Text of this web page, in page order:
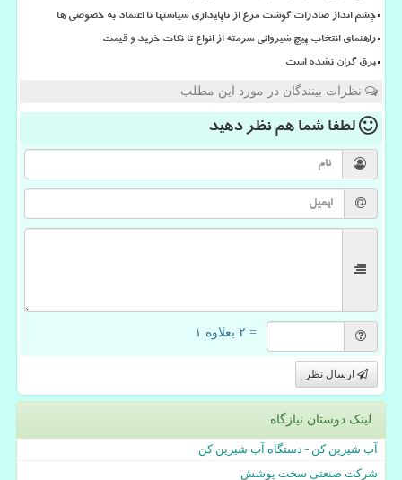
چشم انداز صادرات گوشت مرغ از ناپایداری سیاستها تا اعتماد به خصوصی ها
راهنمای انتخاب پیچ شیروانی سرمته از انواع تا نکات خرید و قیمت
برق گران نشده است
نظرات بینندگان در مورد این مطلب
لطفا شما همنظر دهید
= ۲ بعلاوه ۱
ارسال نظر
لینک دوستان نیازگاه
آب شیرین کن - دستگاه آب شیرین کن
شرکت صنعتی سخت پوشش